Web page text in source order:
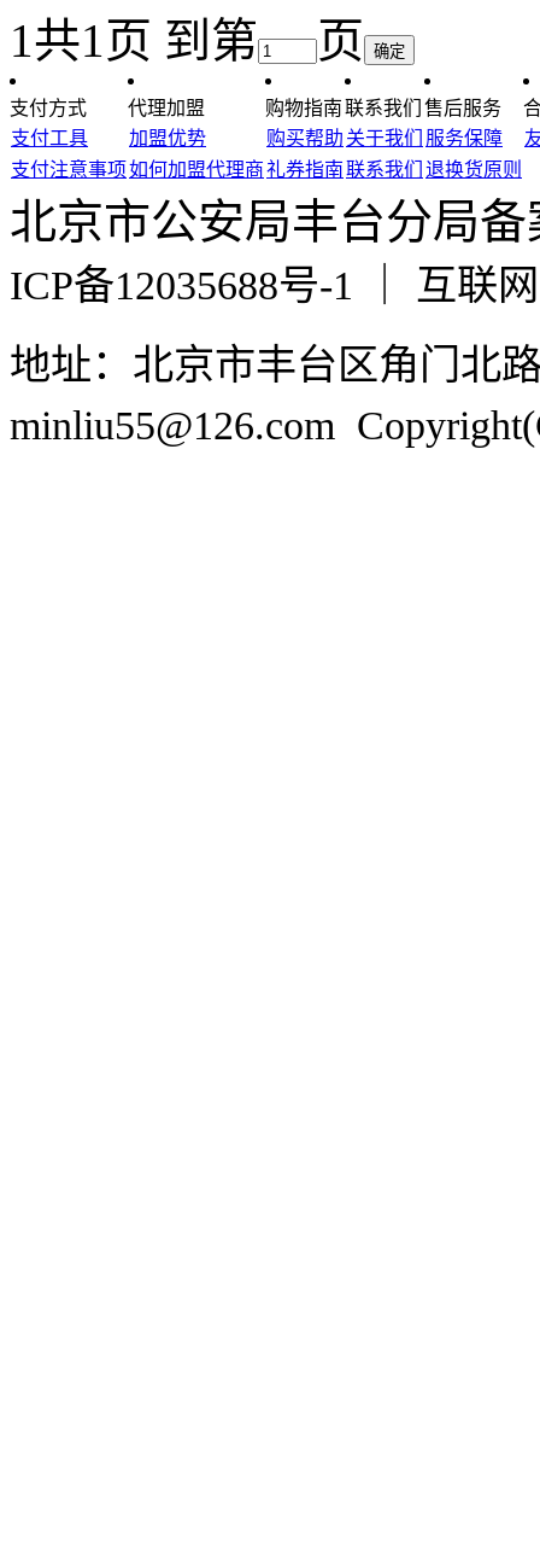
1共1页 到第 页
支付方式
支付工具
支付注意事项
代理加盟
加盟优势
如何加盟代理商
购物指南
购买帮助
礼券指南
联系我们
关于我们
联系我们
售后服务
服务保障
退换货原则
北京市公安局丰台分局
ICP备12035688号-1 ｜ 互联
地址：北京市丰台区角门
minliu55@126.com